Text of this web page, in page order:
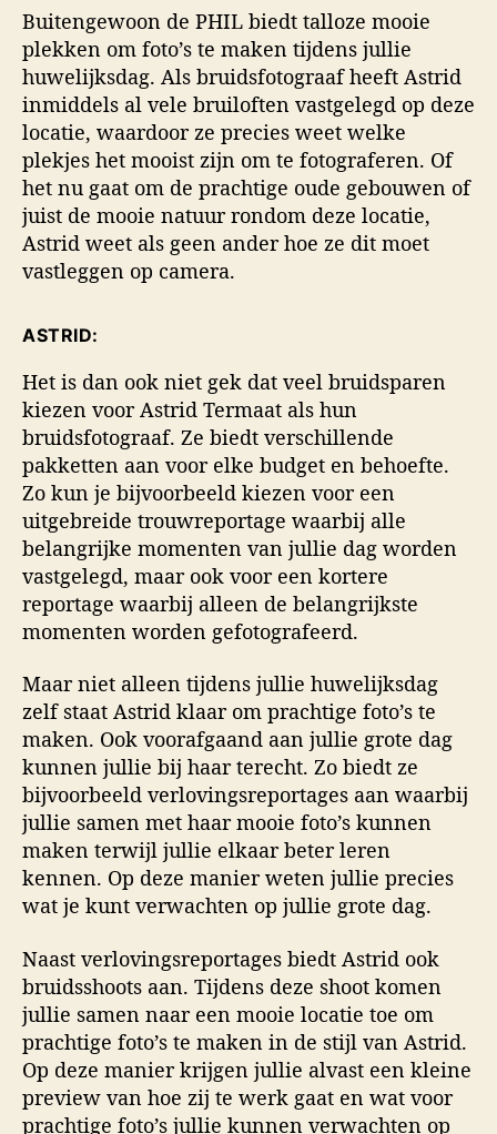
Buitengewoon de PHIL biedt talloze mooie
plekken om foto’s te maken tijdens jullie
huwelijksdag. Als bruidsfotograaf heeft Astrid
inmiddels al vele bruiloften vastgelegd op deze
locatie, waardoor ze precies weet welke
plekjes het mooist zijn om te fotograferen. Of
het nu gaat om de prachtige oude gebouwen of
juist de mooie natuur rondom deze locatie,
Astrid weet als geen ander hoe ze dit moet
vastleggen op camera.
ASTRID:
Het is dan ook niet gek dat veel bruidsparen
kiezen voor Astrid Termaat als hun
bruidsfotograaf. Ze biedt verschillende
pakketten aan voor elke budget en behoefte.
Zo kun je bijvoorbeeld kiezen voor een
uitgebreide trouwreportage waarbij alle
belangrijke momenten van jullie dag worden
vastgelegd, maar ook voor een kortere
reportage waarbij alleen de belangrijkste
momenten worden gefotografeerd.
Maar niet alleen tijdens jullie huwelijksdag
zelf staat Astrid klaar om prachtige foto’s te
maken. Ook voorafgaand aan jullie grote dag
kunnen jullie bij haar terecht. Zo biedt ze
bijvoorbeeld verlovingsreportages aan waarbij
jullie samen met haar mooie foto’s kunnen
maken terwijl jullie elkaar beter leren
kennen. Op deze manier weten jullie precies
wat je kunt verwachten op jullie grote dag.
Naast verlovingsreportages biedt Astrid ook
bruidsshoots aan. Tijdens deze shoot komen
jullie samen naar een mooie locatie toe om
prachtige foto’s te maken in de stijl van Astrid.
Op deze manier krijgen jullie alvast een kleine
preview van hoe zij te werk gaat en wat voor
prachtige foto’s jullie kunnen verwachten op